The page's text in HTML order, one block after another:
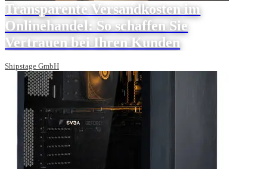
Transparente Versandkosten im
Onlinehandel: So schaffen Sie
Vertrauen bei Ihren Kunden
Shipstage GmbH